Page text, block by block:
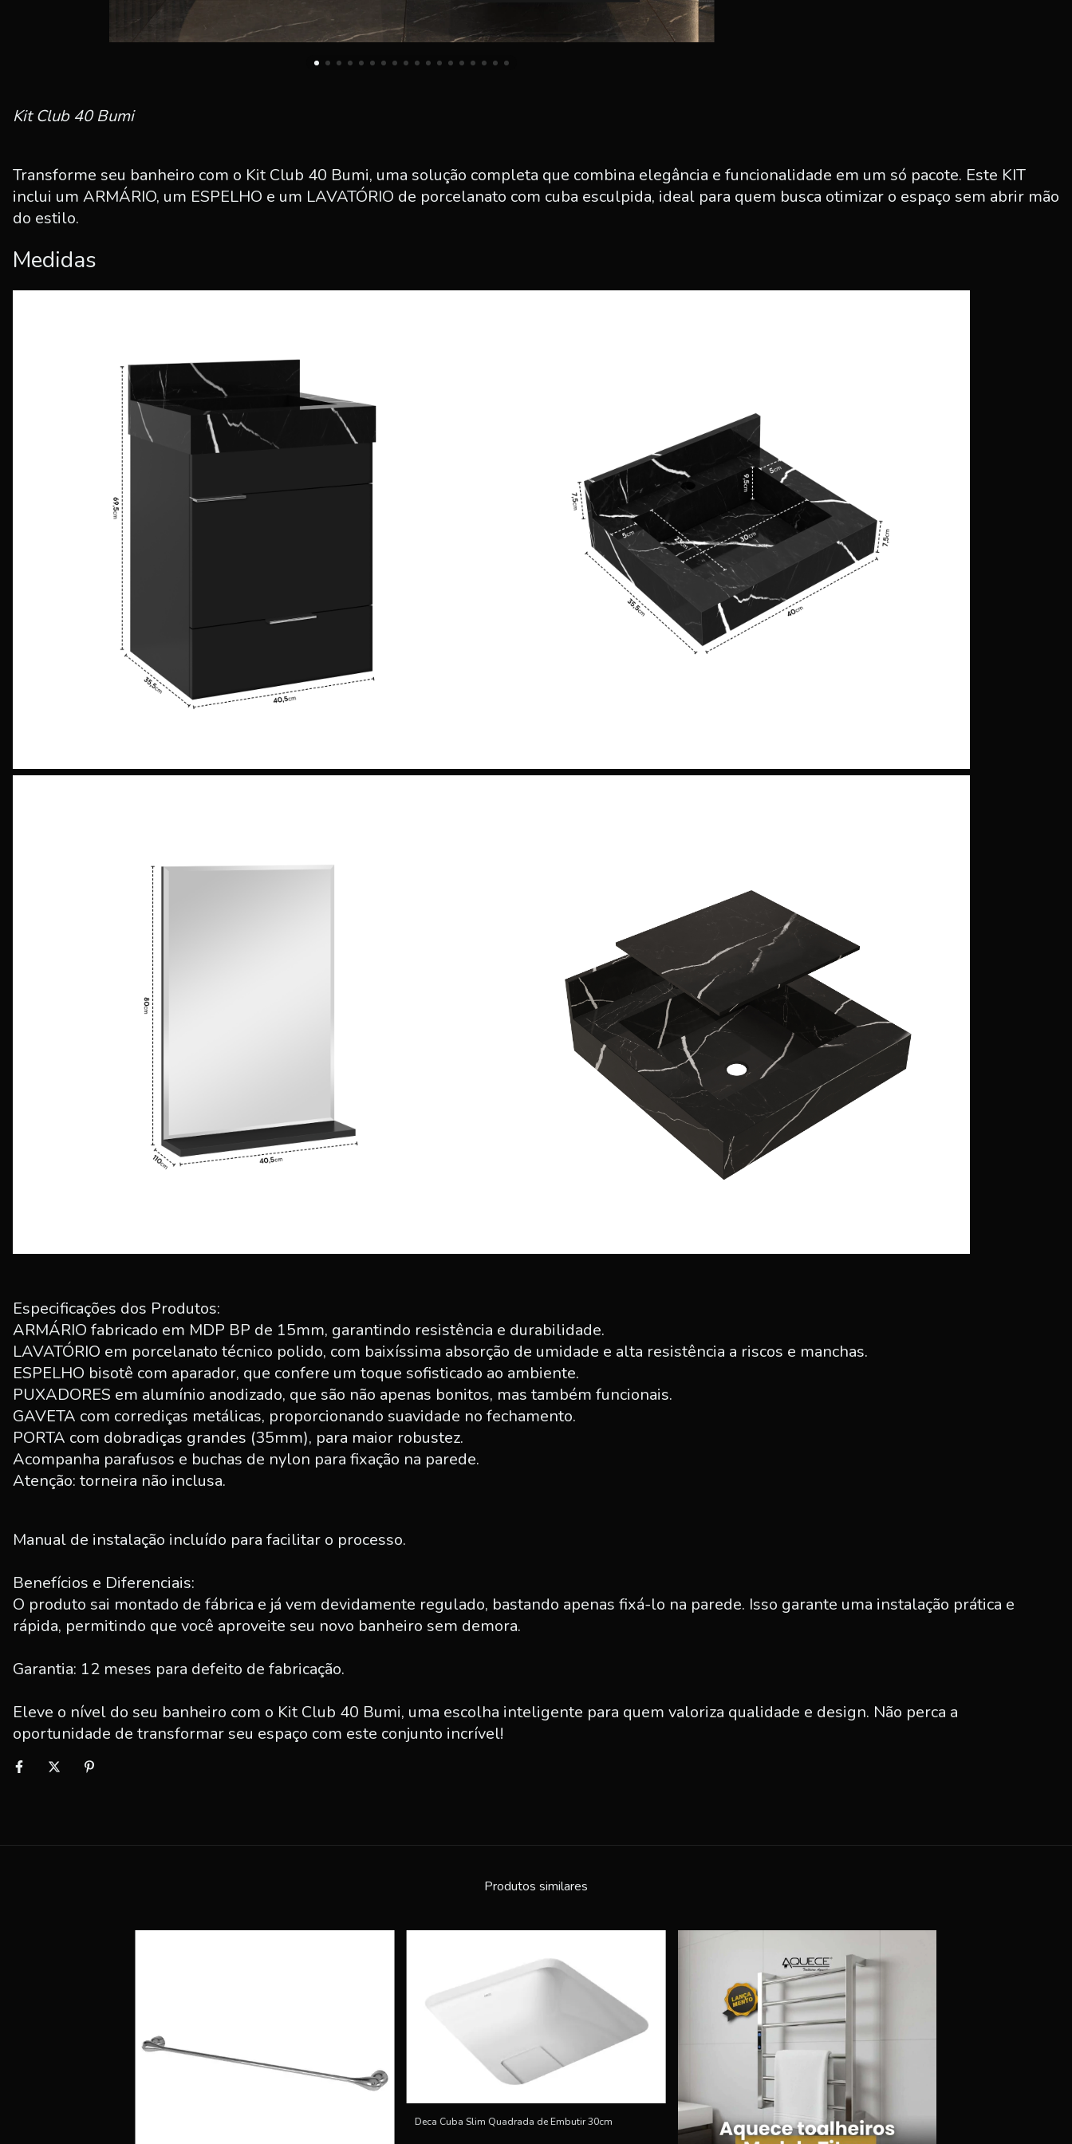
Kit Club 40 Bumi
Transforme seu banheiro com o Kit Club 40 Bumi, uma solução completa que combina elegância e funcionalidade em um só pacote. Este KIT
inclui um ARMÁRIO, um ESPELHO e um LAVATÓRIO de porcelanato com cuba esculpida, ideal para quem busca otimizar o espaço sem abrir mão
do estilo.
Medidas
Especificações dos Produtos:
ARMÁRIO fabricado em MDP BP de 15mm, garantindo resistência e durabilidade.
LAVATÓRIO em porcelanato técnico polido, com baixíssima absorção de umidade e alta resistência a riscos e manchas.
ESPELHO bisotê com aparador, que confere um toque sofisticado ao ambiente.
PUXADORES em alumínio anodizado, que são não apenas bonitos, mas também funcionais.
GAVETA com corrediças metálicas, proporcionando suavidade no fechamento.
PORTA com dobradiças grandes (35mm), para maior robustez.
Acompanha parafusos e buchas de nylon para fixação na parede.
Atenção: torneira não inclusa.
Manual de instalação incluído para facilitar o processo.
Benefícios e Diferenciais:
O produto sai montado de fábrica e já vem devidamente regulado, bastando apenas fixá-lo na parede. Isso garante uma instalação prática e
rápida, permitindo que você aproveite seu novo banheiro sem demora.
Garantia: 12 meses para defeito de fabricação.
Eleve o nível do seu banheiro com o Kit Club 40 Bumi, uma escolha inteligente para quem valoriza qualidade e design. Não perca a
oportunidade de transformar seu espaço com este conjunto incrível!
Produtos similares
Deca Cuba Slim Quadrada de Embutir 30cm